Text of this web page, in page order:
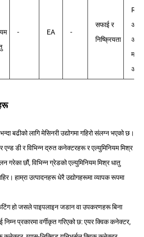
- EA -
सफाई र
निष्क्रियता
अन्य
बढीको लागि मेसिनरी उद्योगमा गहिरो संलग्न भएको छ।
एन्ड डी र विभिन्न द्रुत कनेक्टरहरू र एल्युमिनियम मिश्र
गरेका छौं, विभिन्न ग्रेडको एल्युमिनियम मिश्र धातु
हाम्रा उत्पादनहरू धेरै उद्योगहरूमा व्यापक रूपमा
हो जसले पाइपलाइन जडान वा उपकरणहरू बिना
निम्न प्रकारमा वर्गीकृत गरिएको छ: एयर क्विक कनेक्टर,